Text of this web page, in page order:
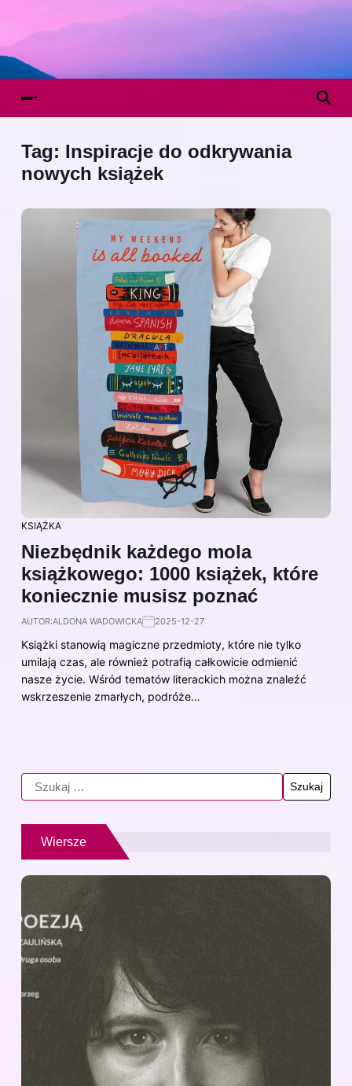
Tag: Inspiracje do odkrywania
nowych książek
KSIĄŻKA
Niezbędnik każdego mola
książkowego: 1000 książek, które
koniecznie musisz poznać
AUTOR:ALDONA WADOWICKA 2025-12-27
Książki stanowią magiczne przedmioty, które nie tylko
umilają czas, ale również potrafią całkowicie odmienić
nasze życie. Wśród tematów literackich można znaleźć
wskrzeszenie zmarłych, podróże…
Wiersze